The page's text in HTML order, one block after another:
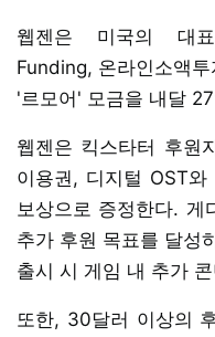
웹젠은 미국의 대
Funding, 온라인소액
'르모어' 모금을 내달
웹젠은 킥스타터 후원
이용권, 디지털 OST
보상으로 증정한다.
추가 후원 목표를 달성
출시 시 게임 내 추가
또한, 30달러 이상의